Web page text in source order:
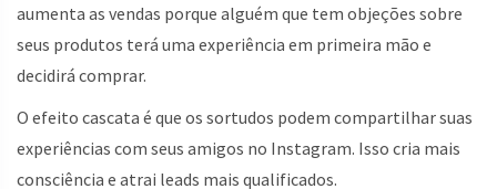
aumenta as vendas porque alguém que tem objeções sobre
seus produtos terá uma experiência em primeira mão e
decidirá comprar.
O efeito cascata é que os sortudos podem compartilhar suas
experiências com seus amigos no Instagram. Isso cria mais
consciência e atrai leads mais qualificados.